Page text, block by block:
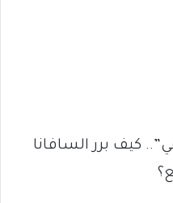
كيف برر السافانا